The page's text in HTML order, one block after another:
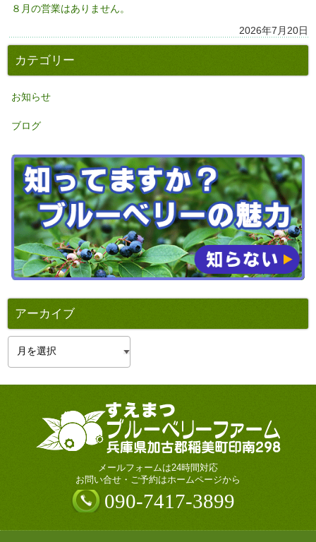
８月の営業はありません。
2026年7月20日
カテゴリー
お知らせ
ブログ
アーカイブ
イ
メールフォームは24時間対応
お問い合せ・ご予約はホームページから
090-7417-3899